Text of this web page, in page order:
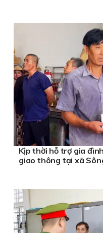
Kịp thời hỗ trợ gia
giao thông tại xã